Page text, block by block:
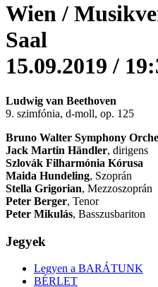
Wien /
Saal
15.09.2019 /
Ludwig van Beethoven
9. szimfónia, d-moll, op. 125
Bruno Walter Symphony
Jack Martin Händler, dirigens
Szlovák Filharmónia Kórusa
Maida Hundeling, Szoprán
Stella Grigorian, Mezzoszoprán
Peter Berger, Tenor
Peter Mikulás, Basszusbariton
Jegyek
Legyen a BARÁTUNK
BÉRLET